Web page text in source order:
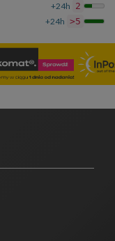
+24h 2
+24h >5